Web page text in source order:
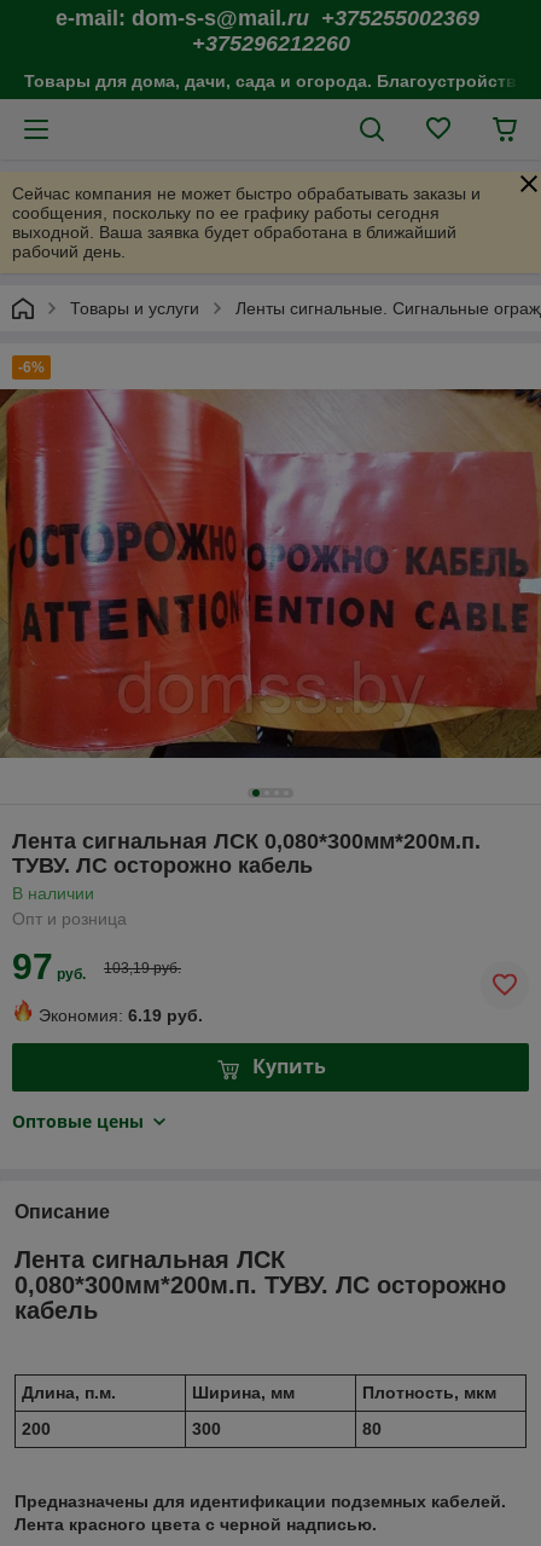
e-mail: dom-s-s@mail .ru +375255002369
+375296212260
Товары для дома, дачи, сада и огорода. Благоустройство
Сейчас компания не может быстро обрабатывать заказы и
сообщения, поскольку по ее графику работы сегодня
выходной. Ваша заявка будет обработана в ближайший
рабочий день.
Товары и услуги Ленты сигнальные. Сигнальные
-6%
Лента сигнальная ЛСК 0,080*300мм*200м.п.
ТУВУ. ЛС осторожно кабель
В наличии
Опт и розница
97 руб. 103,19 руб.
Экономия: 6.19 руб.
Купить
Оптовые цены
Описание
Лента сигнальная ЛСК
0,080*300мм*200м.п. ТУВУ. ЛС осторожно
кабель
Длина, п.м. Ширина, мм
Плотность, мкм
200
300 80
Предназначены для идентификации подземных кабелей.
Лента красного цвета с черной надписью.